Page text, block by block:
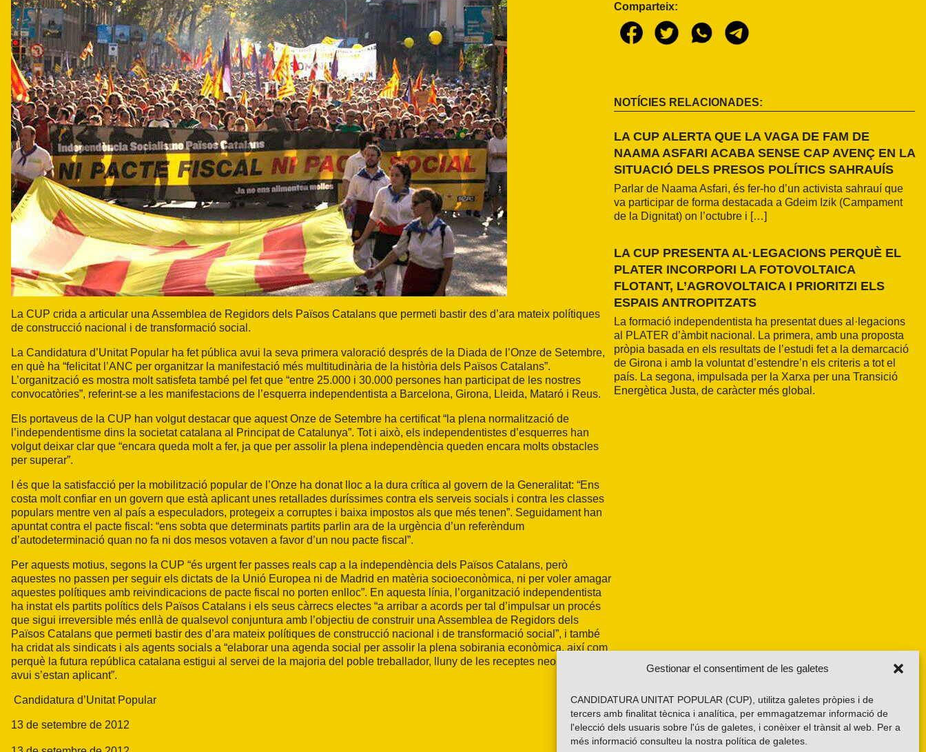
Gestionar el consentiment de les galetes
CANDIDATURA UNITAT POPULAR (CUP), utilitza galetes pròpies i de
tercers amb finalitat tècnica i analítica, per emmagatzemar informació de
l'elecció dels usuaris sobre l'ús de galetes, i conèixer el trànsit al web. Per a
més informació consulteu la nostra política de galetes
La CUP crida a articular una Assemblea de Regidors dels Països Catalans que permeti bastir des d’ara mateix polítiques
de construcció nacional i de transformació social.
La Candidatura d’Unitat Popular ha fet pública avui la seva primera valoració després de la Diada de l’Onze de Setembre,
en què ha “felicitat l’ANC per organitzar la manifestació més multitudinària de la història dels Països Catalans”.
L’organització es mostra molt satisfeta també pel fet que “entre 25.000 i 30.000 persones han participat de les nostres
convocatòries”, referint-se a les manifestacions de l’esquerra independentista a Barcelona, Girona, Lleida, Mataró i Reus.
Els portaveus de la CUP han volgut destacar que aquest Onze de Setembre ha certificat “la plena normalització de
l’independentisme dins la societat catalana al Principat de Catalunya”. Tot i això, els independentistes d’esquerres han
volgut deixar clar que “encara queda molt a fer, ja que per assolir la plena independència queden encara molts obstacles
per superar”.
I és que la satisfacció per la mobilització popular de l’Onze ha donat lloc a la dura crítica al govern de la Generalitat: “Ens
costa molt confiar en un govern que està aplicant unes retallades duríssimes contra els serveis socials i contra les classes
populars mentre ven al país a especuladors, protegeix a corruptes i baixa impostos als que més tenen”. Seguidament han
apuntat contra el pacte fiscal: “ens sobta que determinats partits parlin ara de la urgència d’un referèndum
d’autodeterminació quan no fa ni dos mesos votaven a favor d’un nou pacte fiscal”.
Per aquests motius, segons la CUP “és urgent fer passes reals cap a la independència dels Països Catalans, però
aquestes no passen per seguir els dictats de la Unió Europea ni de Madrid en matèria socioeconòmica, ni per voler amagar
aquestes polítiques amb reivindicacions de pacte fiscal no porten enlloc”. En aquesta línia, l’organització independentista
ha instat els partits polítics dels Països Catalans i els seus càrrecs electes “a arribar a acords per tal d’impulsar un procés
que sigui irreversible més enllà de qualsevol conjuntura amb l’objectiu de construir una Assemblea de Regidors dels
Països Catalans que permeti bastir des d’ara mateix polítiques de construcció nacional i de transformació social”, i també
ha cridat als sindicats i als agents socials a “elaborar una agenda social per assolir la plena sobirania econòmica, així com
perquè la futura república catalana estigui al servei de la majoria del poble treballador, lluny de les receptes neoliberals que
avui s’estan aplicant”.
Candidatura d’Unitat Popular
13 de setembre de 2012
Comparteix:
NOTÍCIES RELACIONADES:
LA CUP ALERTA QUE LA VAGA DE FAM DE
NAAMA ASFARI ACABA SENSE CAP AVENÇ EN LA
SITUACIÓ DELS PRESOS POLÍTICS SAHRAUÍS
Parlar de Naama Asfari, és fer-ho d’un activista sahrauí que
va participar de forma destacada a Gdeim Izik (Campament
de la Dignitat) on l’octubre i […]
LA CUP PRESENTA AL·LEGACIONS PERQUÈ EL
PLATER INCORPORI LA FOTOVOLTAICA
FLOTANT, L’AGROVOLTAICA I PRIORITZI ELS
ESPAIS ANTROPITZATS
La formació independentista ha presentat dues al·legacions
al PLATER d’àmbit nacional. La primera, amb una proposta
pròpia basada en els resultats de l’estudi fet a la demarcació
de Girona i amb la voluntat d’estendre’n els criteris a tot el
país. La segona, impulsada per la Xarxa per una Transició
Energètica Justa, de caràcter més global.